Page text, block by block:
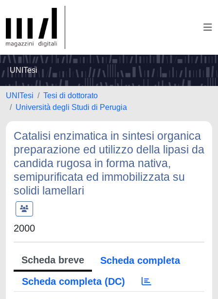
UNITesi
UNITesi
Tesi di dottorato
Università degli Studi di Perugia
Catalisi enzimatica in sintesi organica
preparazione ed utilizzo della lipasi da
candida rugosa in forma nativa,
semipurificata ed immobilizzata su
solidi lamellari
2000
Scheda breve
Scheda completa
Scheda completa (DC)